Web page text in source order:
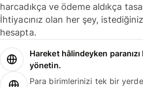
harcadıkça ve ödeme aldıkça
İhtiyacınız olan her şey,
hesapta.
Hareket hâlindeyken
yönetin.
Para birimlerinizi tek bir